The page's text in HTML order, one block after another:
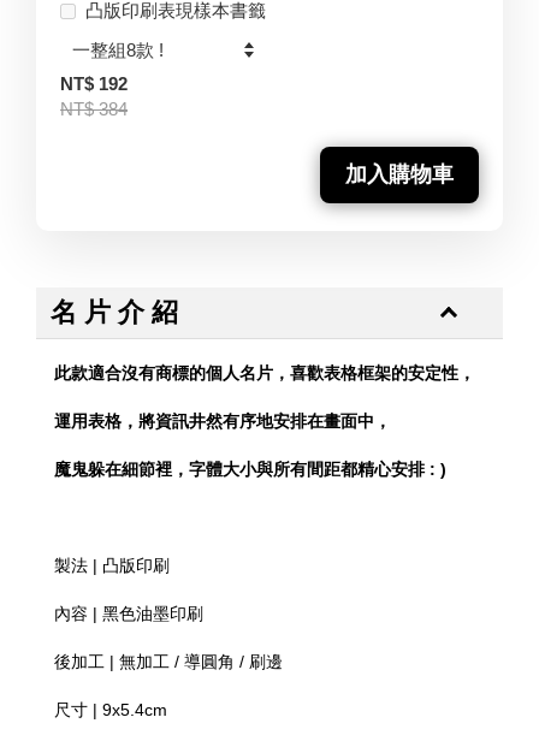
凸版印刷表現樣本書籤
NT$ 192
NT$ 384
加入購物車
名 片 介 紹
此款適合沒有商標的個人名片，喜歡表格框架的安定性，
運用表格，將資訊井然有序地安排在畫面中，
魔鬼躲在細節裡，字體大小與所有間距都精心安排 : )
製法 | 凸版印刷
內容 | 黑色油墨印刷
後加工 | 無加工 / 導圓角 / 刷邊
尺寸 | 9x5.4cm